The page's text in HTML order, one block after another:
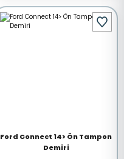
Ford Connect 14> Ön Tampon
Demiri